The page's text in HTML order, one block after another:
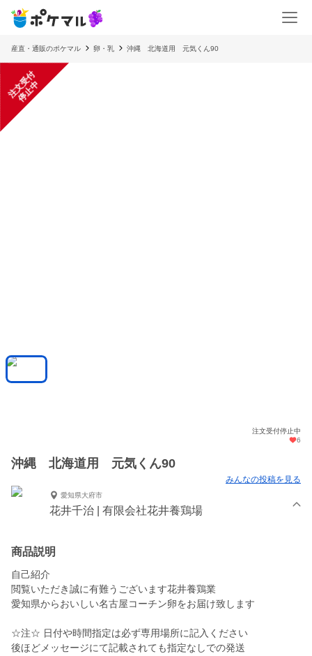
産直・通販のポケマル 卵・乳 沖縄 北海道用 元気くん90
注
文
受
付
停
止
中
注文受付停止中
6
沖縄 北海道用 元気くん90
みんなの投稿を見る
愛知県大府市
花井千治 | 有限会社花井養鶏場
商品説明
自己紹介
閲覧いただき誠に有難うございます花井養鶏業
愛知県からおいしい名古屋コーチン卵をお届け致します
☆注☆ 日付や時間指定は必ず専用場所に記入ください
後ほどメッセージにて記載されても指定なしでの発送